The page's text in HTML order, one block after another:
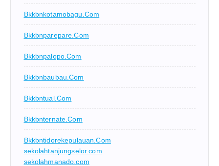
Bkkbnkotamobagu.com
Bkkbnparepare.com
Bkkbnpalopo.com
Bkkbnbaubau.com
Bkkbntual.com
Bkkbnternate.com
Bkkbntidorekepulauan.com
sekolahtanjungselor.com
sekolahmanado.com